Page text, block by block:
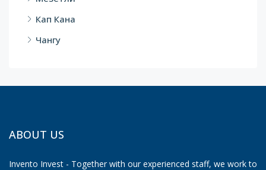
Кап Кана
Чангу
ABOUT US
Invento Invest - Together with our experienced staff, we work to